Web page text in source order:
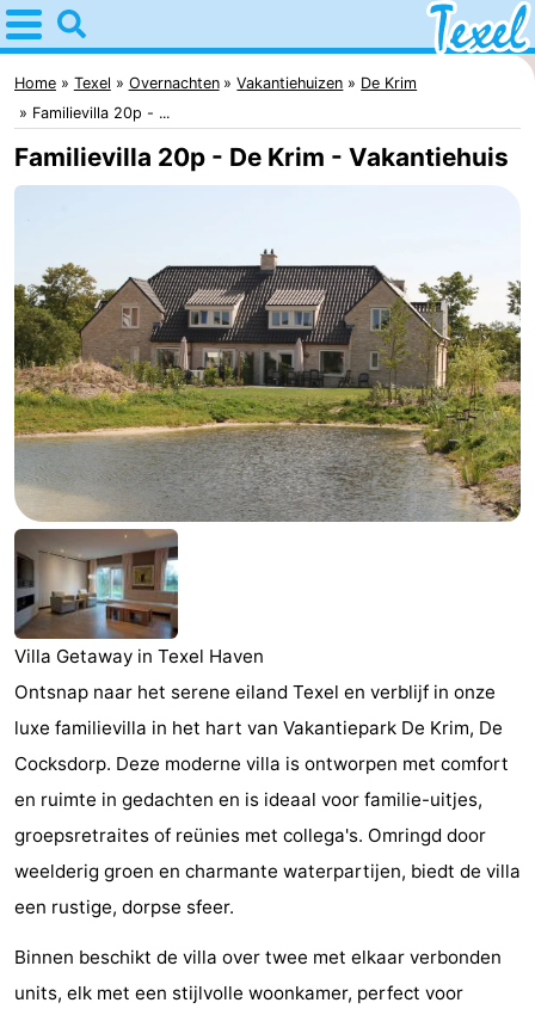
Home
Texel
Tips
Voor
-
Den
Burg
-
Den
Hoorn
-
Cocksdorp
De
Koog
-
Oudeschild
-
De
Waal
-
Oosterend
Natuur
Mooiste
uitkijkpunten
Overnachten
Appartementen
en
De
-
Home Texel Overnachten Vakantiehuizen
De Krim
Familievilla 20p - ...
Familievilla 20p - De Krim - Vakantiehuis
Villa Getaway in Texel Haven
Ontsnap naar het serene eiland Texel en verblijf in onze
luxe familievilla in het hart van Vakantiepark De Krim, De
Cocksdorp. Deze moderne villa is ontworpen met comfort
en ruimte in gedachten en is ideaal voor familie-uitjes,
groepsretraites of reünies met collega's. Omringd door
weelderig groen en charmante waterpartijen, biedt de villa
een rustige, dorpse sfeer.
Binnen beschikt de villa over twee met elkaar verbonden
units, elk met een stijlvolle woonkamer, perfect voor